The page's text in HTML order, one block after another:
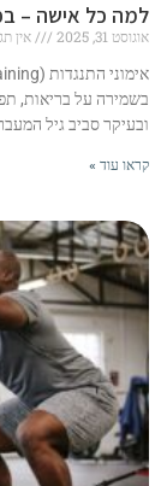
למה כל אישה –
אוגוסט 31, 2025
אין
בשמירה על בריאות,
ובעיקר סביב גיל
קראו עוד »